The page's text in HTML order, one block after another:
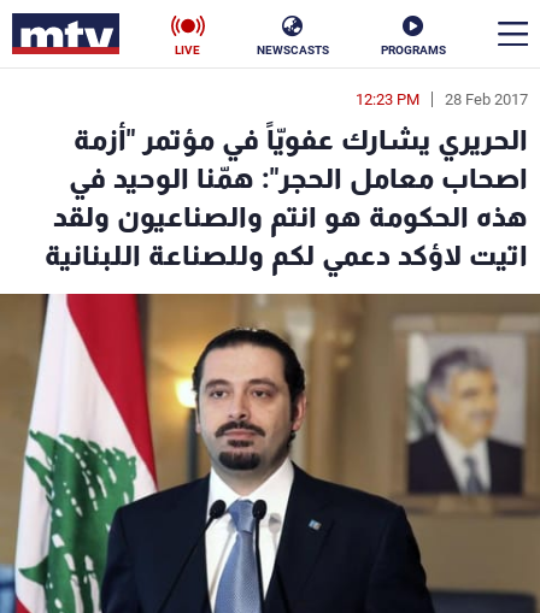
PROGRAMS
NEWSCASTS
LIVE
28 Feb 2017
12:23 PM
الحريري يشارك عفويّاً في مؤتمر "أزمة
اصحاب معامل الحجر": همّنا الوحيد في
هذه الحكومة هو انتم والصناعيون ولقد
اتيت لاؤكد دعمي لكم وللصناعة اللبنانية
en
الأخبار
سياسة ناس
إقتصاد فن
منوعات رياضة
كأس العالم
البرامج
جدول البرامج
شاهد البرامج
الترددات